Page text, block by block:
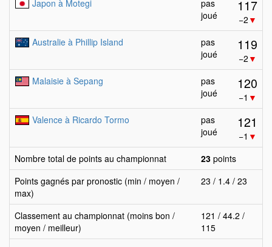
Japon à Motegi
pas
joué
117
−2 ▼
Australie à Phillip Island
pas
joué
119
−2 ▼
Malaisie à Sepang
pas
joué
120
−1 ▼
Valence à Ricardo Tormo
pas
joué
121
−1 ▼
Nombre total de points au championnat
23 points
Points gagnés par pronostic (min / moyen /
max)
23 / 1.4 / 23
Classement au championnat (moins bon /
moyen / meilleur)
121 / 44.2 /
115